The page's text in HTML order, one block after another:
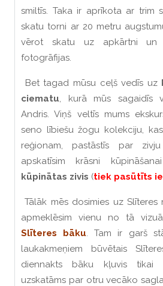
smiltīs. Taka ir aprīkota ar trim
skatu torni ar 20 metru
vērot skatu uz apkārtni un
fotogrāfijas.
Bet tagad mūsu ceļš vedīs uz
ciematu, kurā mūs sagaidīs
Andris. Viņš veltīs mums
seno lībiešu žogu kolekciju,
reģionam, pastāstīs par
apskatīsim krāsni
kūpinātas zivis (tiek pasūtīts
Tālāk mēs dosimies uz
apmeklēsim vienu no tā
Slīteres bāku. Tam ir garš
laukakmeņiem būvētais
diennakts bāku kļuvis tikai
uzskatāms par otru vecāko